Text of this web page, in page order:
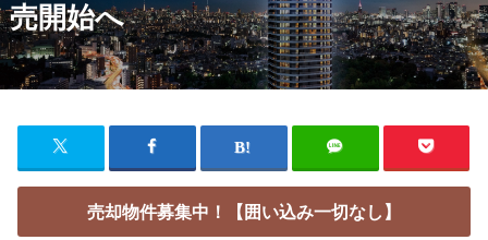
売開始へ
売却物件募集中！【囲い込み一切なし】